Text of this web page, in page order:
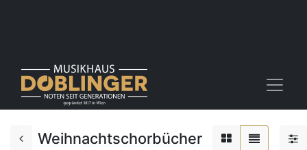
Weihnachtschorbücher